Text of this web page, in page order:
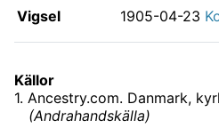
Vigsel 1905-04-23
Källor
1. Ancestry.com. Danmark,
(Andrahandskälla)